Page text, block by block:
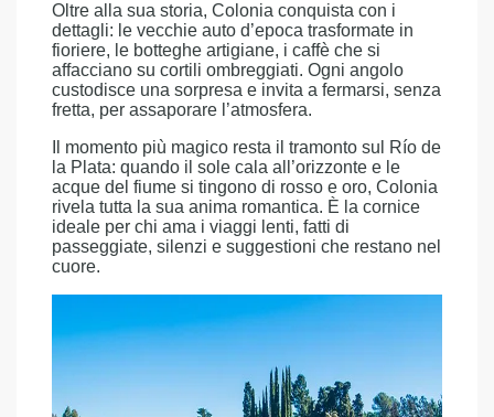
Oltre alla sua storia, Colonia conquista con i
dettagli: le vecchie auto d’epoca trasformate in
fioriere, le botteghe artigiane, i caffè che si
affacciano su cortili ombreggiati. Ogni angolo
custodisce una sorpresa e invita a fermarsi, senza
fretta, per assaporare l’atmosfera.
Il momento più magico resta il tramonto sul Río de
la Plata: quando il sole cala all’orizzonte e le
acque del fiume si tingono di rosso e oro, Colonia
rivela tutta la sua anima romantica. È la cornice
ideale per chi ama i viaggi lenti, fatti di
passeggiate, silenzi e suggestioni che restano nel
cuore.